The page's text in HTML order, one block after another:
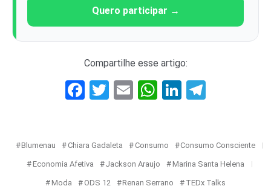
Quero participar →
Compartilhe esse artigo:
Facebook
Twitter
EmailWhatsApp
LinkedIn
Blumenau Chiara Gadaleta Consumo Consumo Consciente
Economia Afetiva Jackson Araujo Marina Santa Helena
Moda ODS 12 Renan Serrano TEDx Talks